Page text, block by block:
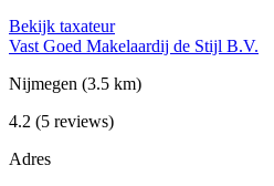
Bekijk taxateur
Vast Goed Makelaardij de Stijl B.V.
Nijmegen (3.5 km)
4.2 (5 reviews)
Adres